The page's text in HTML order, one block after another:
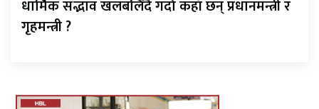
धार्मिक सद्भाव खलबलिँदै गर्दा कहाँ छन् प्रधानमन्त्री र
गृहमन्त्री ?